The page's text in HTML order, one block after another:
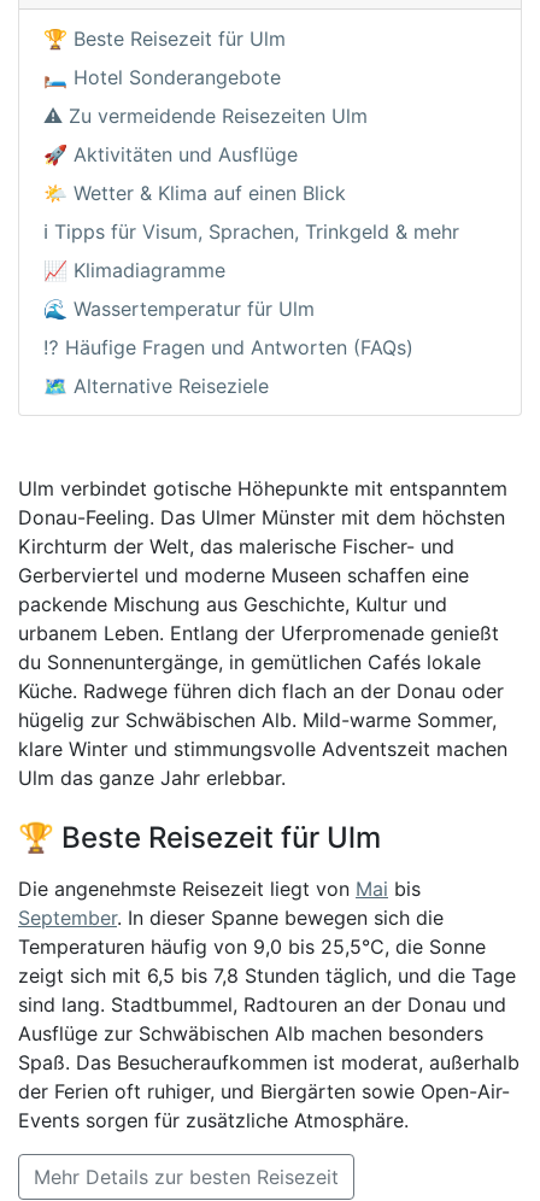
🏆 Beste Reisezeit für Ulm
🛏️ Hotel Sonderangebote
⚠️ Zu vermeidende Reisezeiten Ulm
🚀 Aktivitäten und Ausflüge
🌤️ Wetter & Klima auf einen Blick
ℹ️ Tipps für Visum, Sprachen, Trinkgeld & mehr
📈 Klimadiagramme
🌊 Wassertemperatur für Ulm
⁉️ Häufige Fragen und Antworten (FAQs)
🗺️ Alternative Reiseziele
Ulm verbindet gotische Höhepunkte mit entspanntem
Donau-Feeling. Das Ulmer Münster mit dem höchsten
Kirchturm der Welt, das malerische Fischer- und
Gerberviertel und moderne Museen schaffen eine
packende Mischung aus Geschichte, Kultur und
urbanem Leben. Entlang der Uferpromenade genießt
du Sonnenuntergänge, in gemütlichen Cafés lokale
Küche. Radwege führen dich flach an der Donau oder
hügelig zur Schwäbischen Alb. Mild-warme Sommer,
klare Winter und stimmungsvolle Adventszeit machen
Ulm das ganze Jahr erlebbar.
🏆 Beste Reisezeit für Ulm
Die angenehmste Reisezeit liegt von Mai bis
September. In dieser Spanne bewegen sich die
Temperaturen häufig von 9,0 bis 25,5°C, die Sonne
zeigt sich mit 6,5 bis 7,8 Stunden täglich, und die Tage
sind lang. Stadtbummel, Radtouren an der Donau und
Ausflüge zur Schwäbischen Alb machen besonders
Spaß. Das Besucheraufkommen ist moderat, außerhalb
der Ferien oft ruhiger, und Biergärten sowie Open-Air-
Events sorgen für zusätzliche Atmosphäre.
Mehr Details zur besten Reisezeit